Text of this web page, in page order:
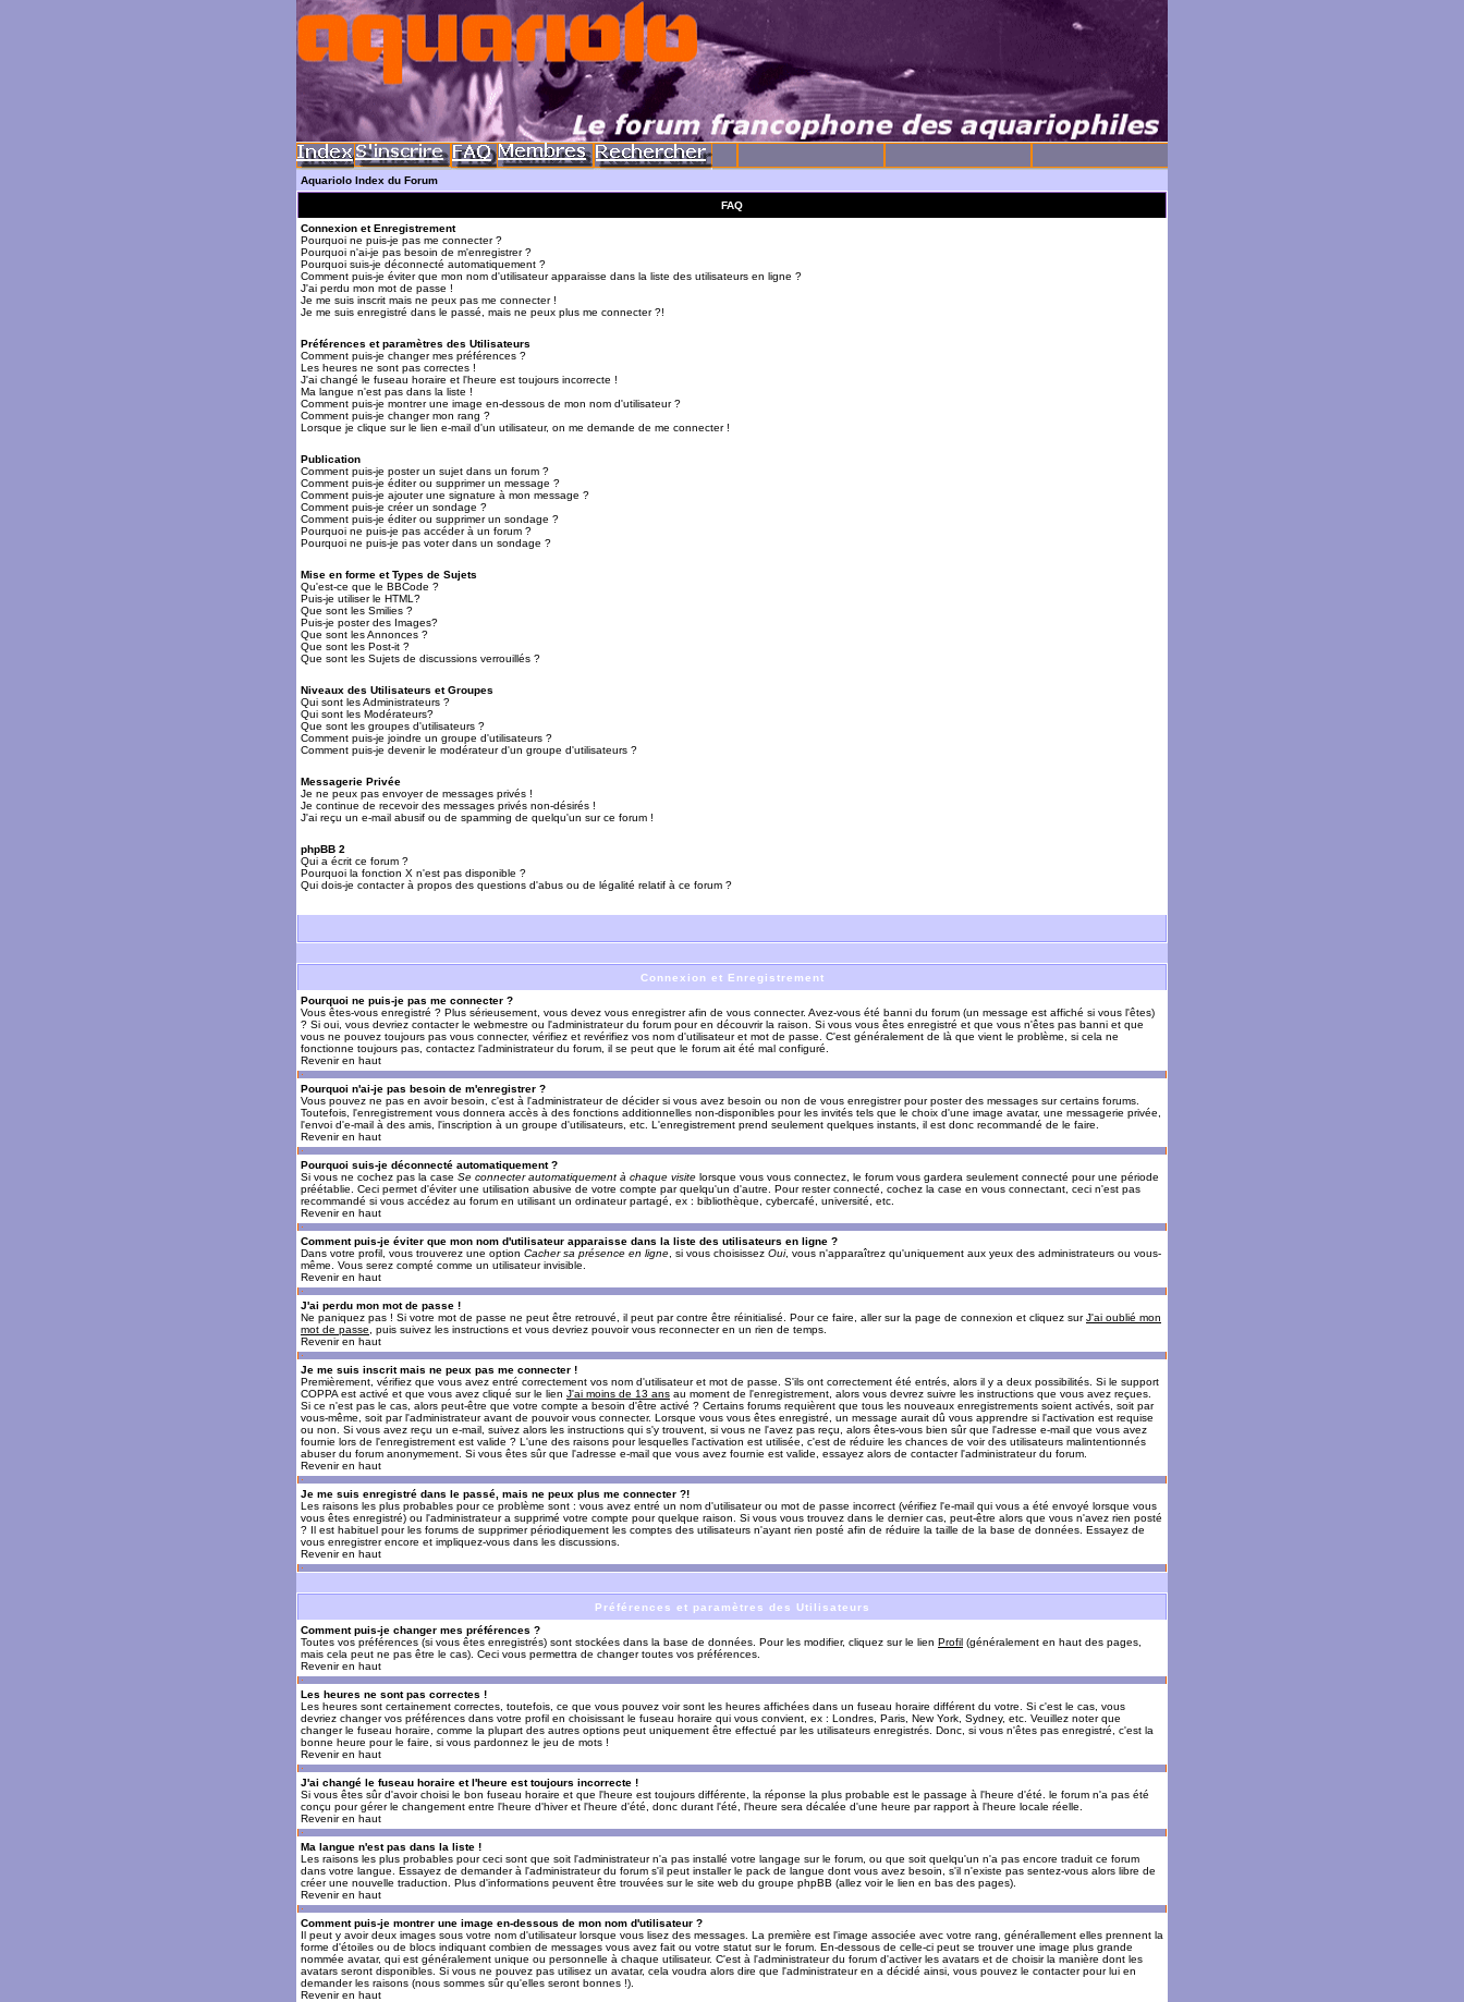
Aquariolo Index du Forum
FAQ
Connexion et Enregistrement
Pourquoi ne puis-je pas me connecter ?
Pourquoi n'ai-je pas besoin de m'enregistrer ?
Pourquoi suis-je déconnecté automatiquement ?
Comment puis-je éviter que mon nom d'utilisateur apparaisse dans la liste des utilisateurs en ligne ?
J'ai perdu mon mot de passe !
Je me suis inscrit mais ne peux pas me connecter !
Je me suis enregistré dans le passé, mais ne peux plus me connecter ?!
Préférences et paramètres des Utilisateurs
Comment puis-je changer mes préférences ?
Les heures ne sont pas correctes !
J'ai changé le fuseau horaire et l'heure est toujours incorrecte !
Ma langue n'est pas dans la liste !
Comment puis-je montrer une image en-dessous de mon nom d'utilisateur ?
Comment puis-je changer mon rang ?
Lorsque je clique sur le lien e-mail d'un utilisateur, on me demande de me connecter !
Publication
Comment puis-je poster un sujet dans un forum ?
Comment puis-je éditer ou supprimer un message ?
Comment puis-je ajouter une signature à mon message ?
Comment puis-je créer un sondage ?
Comment puis-je éditer ou supprimer un sondage ?
Pourquoi ne puis-je pas accéder à un forum ?
Pourquoi ne puis-je pas voter dans un sondage ?
Mise en forme et Types de Sujets
Qu'est-ce que le BBCode ?
Puis-je utiliser le HTML?
Que sont les Smilies ?
Puis-je poster des Images?
Que sont les Annonces ?
Que sont les Post-it ?
Que sont les Sujets de discussions verrouillés ?
Niveaux des Utilisateurs et Groupes
Qui sont les Administrateurs ?
Qui sont les Modérateurs?
Que sont les groupes d'utilisateurs ?
Comment puis-je joindre un groupe d'utilisateurs ?
Comment puis-je devenir le modérateur d'un groupe d'utilisateurs ?
Messagerie Privée
Je ne peux pas envoyer de messages privés !
Je continue de recevoir des messages privés non-désirés !
J'ai reçu un e-mail abusif ou de spamming de quelqu'un sur ce forum !
phpBB 2
Qui a écrit ce forum ?
Pourquoi la fonction X n'est pas disponible ?
Qui dois-je contacter à propos des questions d'abus ou de légalité relatif à ce forum ?
Connexion et Enregistrement
Pourquoi ne puis-je pas me connecter ?
Vous êtes-vous enregistré ? Plus sérieusement, vous devez vous enregistrer afin de vous connecter. Avez-vous été banni du forum (un message est affiché si vous l'êtes)
? Si oui, vous devriez contacter le webmestre ou l'administrateur du forum pour en découvrir la raison. Si vous vous êtes enregistré et que vous n'êtes pas banni et que
vous ne pouvez toujours pas vous connecter, vérifiez et revérifiez vos nom d'utilisateur et mot de passe. C'est généralement de là que vient le problème, si cela ne
fonctionne toujours pas, contactez l'administrateur du forum, il se peut que le forum ait été mal configuré.
Revenir en haut
Pourquoi n'ai-je pas besoin de m'enregistrer ?
Vous pouvez ne pas en avoir besoin, c'est à l'administrateur de décider si vous avez besoin ou non de vous enregistrer pour poster des messages sur certains forums.
Toutefois, l'enregistrement vous donnera accès à des fonctions additionnelles non-disponibles pour les invités tels que le choix d'une image avatar, une messagerie privée,
l'envoi d'e-mail à des amis, l'inscription à un groupe d'utilisateurs, etc. L'enregistrement prend seulement quelques instants, il est donc recommandé de le faire.
Revenir en haut
Pourquoi suis-je déconnecté automatiquement ?
Si vous ne cochez pas la case Se connecter automatiquement à chaque visite lorsque vous vous connectez, le forum vous gardera seulement connecté pour une période
préétablie. Ceci permet d'éviter une utilisation abusive de votre compte par quelqu'un d'autre. Pour rester connecté, cochez la case en vous connectant, ceci n'est pas
recommandé si vous accédez au forum en utilisant un ordinateur partagé, ex : bibliothèque, cybercafé, université, etc.
Revenir en haut
Comment puis-je éviter que mon nom d'utilisateur apparaisse dans la liste des utilisateurs en ligne ?
Dans votre profil, vous trouverez une option Cacher sa présence en ligne , si vous choisissez Oui, vous n'apparaîtrez qu'uniquement aux yeux des administrateurs ou vous-
même. Vous serez compté comme un utilisateur invisible.
Revenir en haut
J'ai perdu mon mot de passe !
Ne paniquez pas ! Si votre mot de passe ne peut être retrouvé, il peut par contre être réinitialisé. Pour ce faire, aller sur la page de connexion et cliquez surJ'ai oublié mon
mot de passe , puis suivez les instructions et vous devriez pouvoir vous reconnecter en un rien de temps.
Revenir en haut
Je me suis inscrit mais ne peux pas me connecter !
Premièrement, vérifiez que vous avez entré correctement vos nom d'utilisateur et mot de passe. S'ils ont correctement été entrés, alors il y a deux possibilités. Si le support
COPPA est activé et que vous avez cliqué sur le lien J'ai moins de 13 ans au moment de l'enregistrement, alors vous devrez suivre les instructions que vous avez reçues.
Si ce n'est pas le cas, alors peut-être que votre compte a besoin d'être activé ? Certains forums requièrent que tous les nouveaux enregistrements soient activés, soit par
vous-même, soit par l'administrateur avant de pouvoir vous connecter. Lorsque vous vous êtes enregistré, un message aurait dû vous apprendre si l'activation est requise
ou non. Si vous avez reçu un e-mail, suivez alors les instructions qui s'y trouvent, si vous ne l'avez pas reçu, alors êtes-vous bien sûr que l'adresse e-mail que vous avez
fournie lors de l'enregistrement est valide ? L'une des raisons pour lesquelles l'activation est utilisée, c'est de réduire les chances de voir des utilisateurs malintentionnés
abuser du forum anonymement. Si vous êtes sûr que l'adresse e-mail que vous avez fournie est valide, essayez alors de contacter l'administrateur du forum.
Revenir en haut
Je me suis enregistré dans le passé, mais ne peux plus me connecter ?!
Les raisons les plus probables pour ce problème sont : vous avez entré un nom d'utilisateur ou mot de passe incorrect (vérifiez l'e-mail qui vous a été envoyé lorsque vous
vous êtes enregistré) ou l'administrateur a supprimé votre compte pour quelque raison. Si vous vous trouvez dans le dernier cas, peut-être alors que vous n'avez rien posté
? Il est habituel pour les forums de supprimer périodiquement les comptes des utilisateurs n'ayant rien posté afin de réduire la taille de la base de données. Essayez de
vous enregistrer encore et impliquez-vous dans les discussions.
Revenir en haut
Préférences et paramètres des Utilisateurs
Comment puis-je changer mes préférences ?
Toutes vos préférences (si vous êtes enregistrés) sont stockées dans la base de données. Pour les modifier, cliquez sur le lien Profil (généralement en haut des pages,
mais cela peut ne pas être le cas). Ceci vous permettra de changer toutes vos préférences.
Revenir en haut
Les heures ne sont pas correctes !
Les heures sont certainement correctes, toutefois, ce que vous pouvez voir sont les heures affichées dans un fuseau horaire différent du votre. Si c'est le cas, vous
devriez changer vos préférences dans votre profil en choisissant le fuseau horaire qui vous convient, ex : Londres, Paris, New York, Sydney, etc. Veuillez noter que
changer le fuseau horaire, comme la plupart des autres options peut uniquement être effectué par les utilisateurs enregistrés. Donc, si vous n'êtes pas enregistré, c'est la
bonne heure pour le faire, si vous pardonnez le jeu de mots !
Revenir en haut
J'ai changé le fuseau horaire et l'heure est toujours incorrecte !
Si vous êtes sûr d'avoir choisi le bon fuseau horaire et que l'heure est toujours différente, la réponse la plus probable est le passage à l'heure d'été. le forum n'a pas été
conçu pour gérer le changement entre l'heure d'hiver et l'heure d'été, donc durant l'été, l'heure sera décalée d'une heure par rapport à l'heure locale réelle.
Revenir en haut
Ma langue n'est pas dans la liste !
Les raisons les plus probables pour ceci sont que soit l'administrateur n'a pas installé votre langage sur le forum, ou que soit quelqu'un n'a pas encore traduit ce forum
dans votre langue. Essayez de demander à l'administrateur du forum s'il peut installer le pack de langue dont vous avez besoin, s'il n'existe pas sentez-vous alors libre de
créer une nouvelle traduction. Plus d'informations peuvent être trouvées sur le site web du groupe phpBB (allez voir le lien en bas des pages).
Revenir en haut
Comment puis-je montrer une image en-dessous de mon nom d'utilisateur ?
Il peut y avoir deux images sous votre nom d'utilisateur lorsque vous lisez des messages. La première est l'image associée avec votre rang, générallement elles prennent la
forme d'étoiles ou de blocs indiquant combien de messages vous avez fait ou votre statut sur le forum. En-dessous de celle-ci peut se trouver une image plus grande
nommée avatar, qui est généralement unique ou personnelle à chaque utilisateur. C'est à l'administrateur du forum d'activer les avatars et de choisir la manière dont les
avatars seront disponibles. Si vous ne pouvez pas utilisez un avatar, cela voudra alors dire que l'administrateur en a décidé ainsi, vous pouvez le contacter pour lui en
demander les raisons (nous sommes sûr qu'elles seront bonnes !).
Revenir en haut